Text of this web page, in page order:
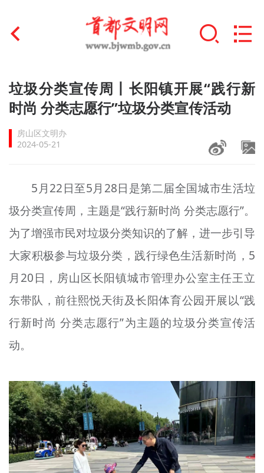
首页
文明创建
文明实践
未成年人思想道德建设
榜样人物
+
身边好人
文明评论
北京宣传文化引导基金
资料库
+
垃圾分类宣传周丨长阳镇开展“践行新
时尚 分类志愿行”垃圾分类宣传活动
房山区文明办
2024-05-21
5月22日至5月28日是第二届全国城市生活垃
圾分类宣传周，主题是“践行新时尚 分类志愿行”。
为了增强市民对垃圾分类知识的了解，进一步引导
大家积极参与垃圾分类，践行绿色生活新时尚，5
月20日，房山区长阳镇城市管理办公室主任王立
东带队，前往熙悦天街及长阳体育公园开展以“践
行新时尚 分类志愿行”为主题的垃圾分类宣传活
动。